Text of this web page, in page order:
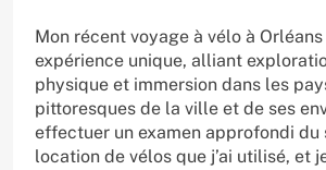
Mon récent voyage à vélo à
expérience unique, alliant
physique et immersion dans les
pittoresques de la ville et de ses
effectuer un examen approfondi du
location de vélos que j’ai utilisé, et